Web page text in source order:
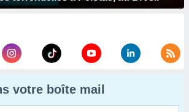
votre boîte mail